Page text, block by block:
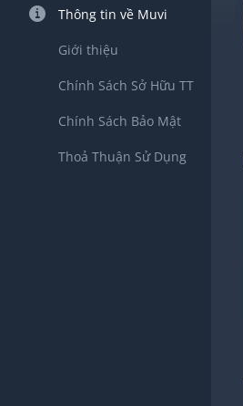
Thông tin về Muvi
Giới thiệu
Chính Sách Sở Hữu TT
Chính Sách Bảo Mật
Thoả Thuận Sử Dụng